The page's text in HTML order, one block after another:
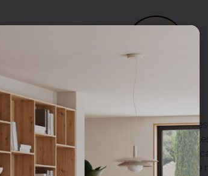
Pied vérin
L'intégralité de nos meubles sur-
sur des pieds vérins. Ils sont
mm). À prendre en compte lors du
marges. Ils permettent de mettre le